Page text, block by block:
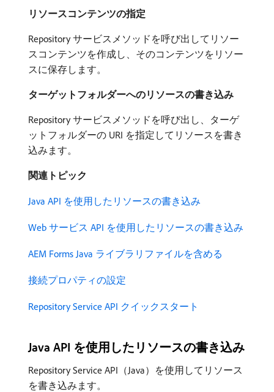
リソースコンテンツの指定
Repository サービスメソッドを呼び出してリソー
スコンテンツを作成し、そのコンテンツをリソー
スに保存します。
ターゲットフォルダーへのリソースの書き込み
Repository サービスメソッドを呼び出し、ターゲ
ットフォルダーの URI を指定してリソースを書き
込みます。
関連トピック
Java API を使用したリソースの書き込み
Web サービス API を使用したリソースの書き込み
AEM Forms Java ライブラリファイルを含める
接続プロパティの設定
Repository Service API クイックスタート
Java API を使用したリソースの書き込み
Repository Service API（Java）を使用してリソース
を書き込みます。